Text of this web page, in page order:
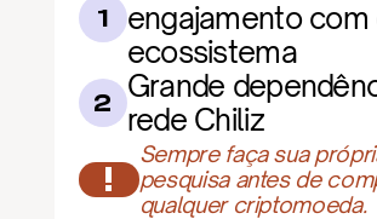
1
engajamento com
ecossistema
2 Grande
rede Chiliz
!
Sempre faça sua
pesquisa antes de
qualquer criptomoeda.